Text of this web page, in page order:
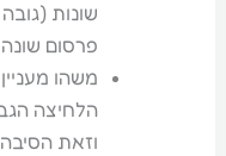
שונות
פרסום שונה
משהו
הלחיצה
וזאת